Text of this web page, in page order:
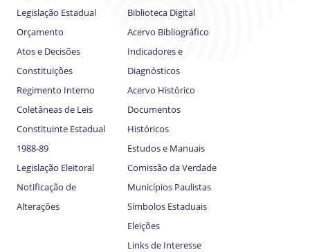
Legislação Estadual
Orçamento
Atos e Decisões
Constituições
Regimento Interno
Coletâneas de Leis
Constituinte Estadual
1988-89
Legislação Eleitoral
Notificação de
Alterações
Biblioteca Digital
Acervo Bibliográfico
Indicadores e
Diagnósticos
Acervo Histórico
Documentos
Históricos
Estudos e Manuais
Comissão da Verdade
Municípios Paulistas
Símbolos Estaduais
Eleições
Links de Interesse